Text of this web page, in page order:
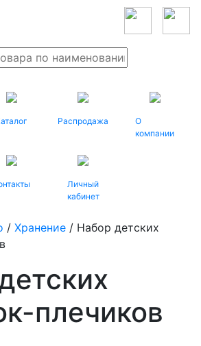
Распродажа
О
компании
Личный
кабинет
/ Хранение / Набор детских
плечиков